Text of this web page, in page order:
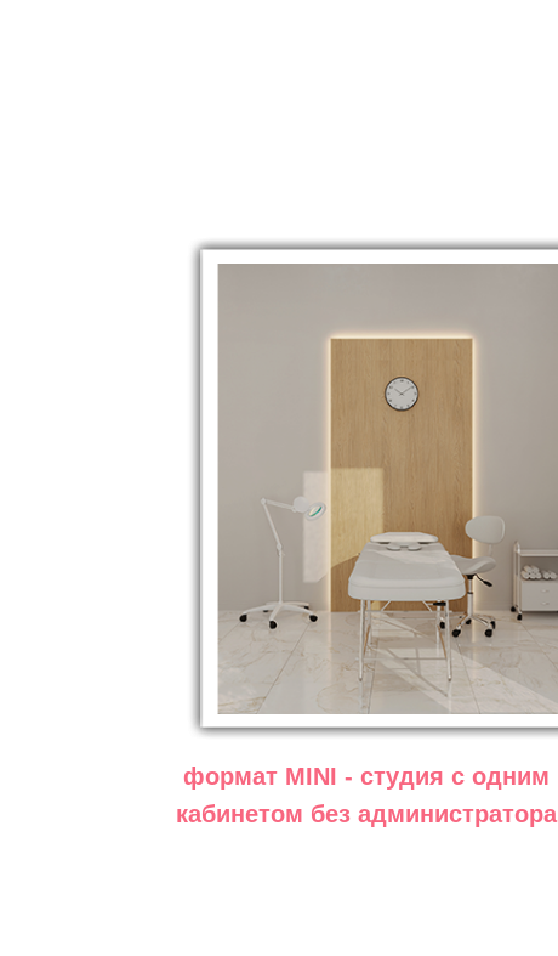
формат MINI - студия с одним
кабинетом без администратора